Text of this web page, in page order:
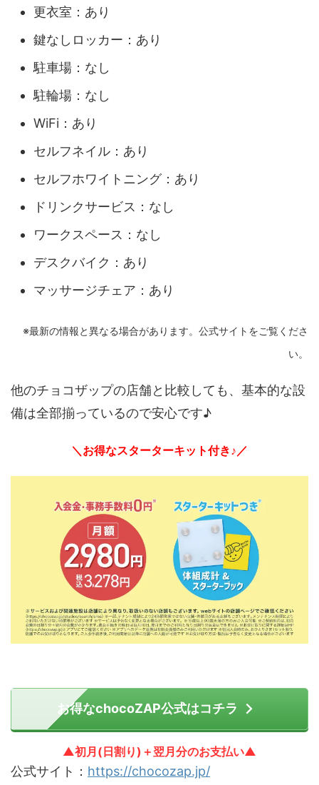
更衣室：あり
鍵なしロッカー：あり
駐車場：なし
駐輪場：なし
WiFi：あり
セルフネイル：あり
セルフホワイトニング：あり
ドリンクサービス：なし
ワークスペース：なし
デスクバイク：あり
マッサージチェア：あり
※最新の情報と異なる場合があります。公式サイトをご覧くださ
い。
他のチョコザップの店舗と比較しても、基本的な設
備は全部揃っているので安心です♪
＼お得なスターターキット付き♪／
お得なchocoZAP公式はコチラ
▲初月(日割り)＋翌月分のお支払い▲
公式サイト： https://chocozap.jp/